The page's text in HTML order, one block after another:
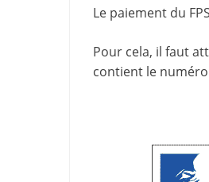
Le paiement du
Pour cela, il faut
contient le